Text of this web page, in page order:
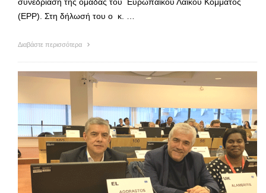
(EPP). Στη δήλωσή του ο κ. …
Διαβάστε περισσότερα